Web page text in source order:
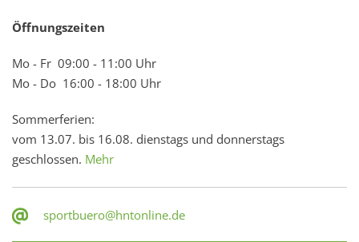
Öffnungszeiten
Mo - Fr 09:00 - 11:00 Uhr
Mo - Do 16:00 - 18:00 Uhr
Sommerferien:
vom 13.07. bis 16.08. dienstags und donnerstags
geschlossen. Mehr
sportbuero@hntonline.de